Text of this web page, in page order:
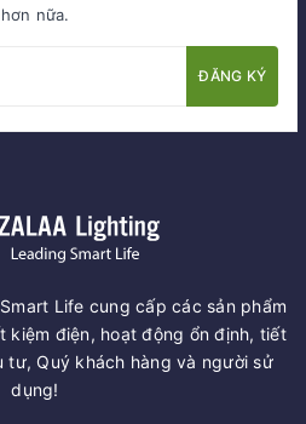
hơn nữa.
ĐĂNG KÝ
Life cung cấp các sản phẩm
kiệm điện, hoạt động ổn định, tiết
tư, Quý khách hàng và người sử
dụng!